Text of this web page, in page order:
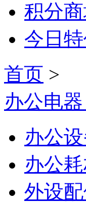
积分
今日
首页 >
办公电
办公
办公
外设